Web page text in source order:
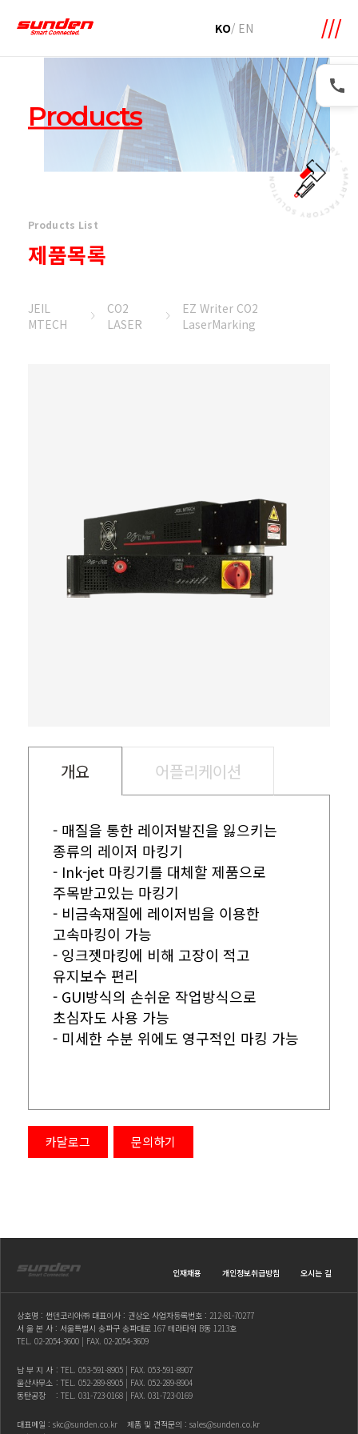
KO/ EN
Products
Products List
제품목록
JEIL
MTECH
CO2
LASER
EZ Writer CO2
LaserMarking
개요 어플리케이션
- 매질을 통한 레이저발진을 잃으키는
종류의 레이저 마킹기
- Ink-jet 마킹기를 대체할 제품으로
주목받고있는 마킹기
- 비금속재질에 레이저빔을 이용한
고속마킹이 가능
- 잉크젯마킹에 비해 고장이 적고
유지보수 편리
- GUI방식의 손쉬운 작업방식으로
초심자도 사용 가능
- 미세한 수분 위에도 영구적인 마킹 가능
카달로그 문의하기
인재채용 개인정보취급방침 오시는 길
상호명 : 썬덴코리아㈜ 대표이사 : 권상오 사업자등록번호 : 212-81-70277
서 울 본 사 : 서울특별시 송파구 송파대로 167 테라타워 B동 1213호
TEL. 02-2054-3600 | FAX. 02-2054-3609
남 부 지 사 : TEL. 053-591-8905 | FAX. 053-591-8907
울산사무소 : TEL. 052-289-8905 | FAX. 052-289-8904
동탄공장
: TEL. 031-723-0168 | FAX. 031-723-0169
대표메일 : skc@sunden.co.kr 제품 및 견적문의 : sales@sunden.co.kr